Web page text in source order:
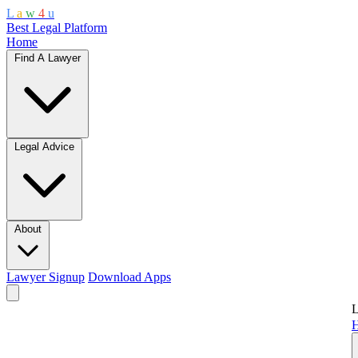
L a w 4 u
Best Legal Platform
Home
Find A Lawyer
Legal Advice
About
Lawyer Signup Download Apps